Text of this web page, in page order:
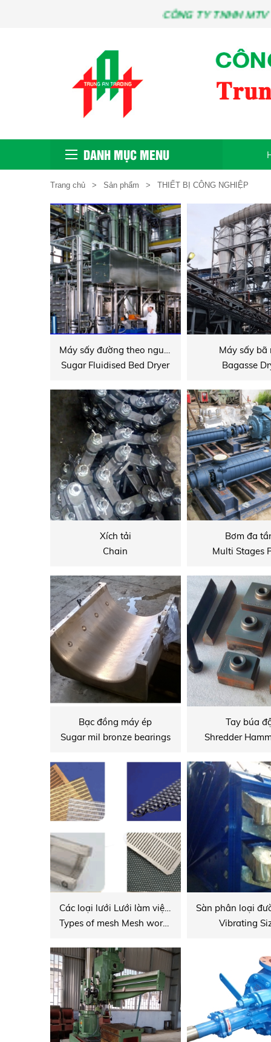
CÔNG TY TNHH MTV
DANH MỤC MENU
Trang chủ Sản phẩm THIẾT BỊ CÔNG NGHIỆP
Máy sấy đường theo nguyên lý tầng sôi
Sugar Fluidised Bed Dryer
Máy sấy bã
Bagasse
Xích tải
Chain
Bơm đa
Multi Stages
Bạc đồng máy ép
Sugar mil bronze bearings
Tay búa
Shredder
Các loại lưới Lưới làm việc cho máy ly tâm
Types of mesh Mesh working for centrifuge
Vibrating